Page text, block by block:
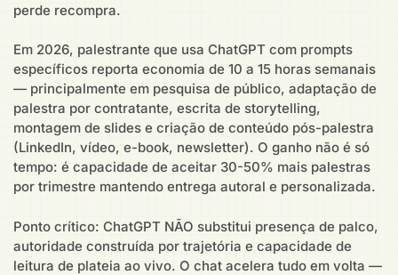
perde recompra.
Em 2026, palestrante que usa ChatGPT com prompts
específicos reporta economia de 10 a 15 horas semanais
— principalmente em pesquisa de público, adaptação de
palestra por contratante, escrita de storytelling,
montagem de slides e criação de conteúdo pós-palestra
(LinkedIn, vídeo, e-book, newsletter). O ganho não é só
tempo: é capacidade de aceitar 30-50% mais palestras
por trimestre mantendo entrega autoral e personalizada.
Ponto crítico: ChatGPT NÃO substitui presença de palco,
autoridade construída por trajetória e capacidade de
leitura de plateia ao vivo. O chat acelera tudo em volta —